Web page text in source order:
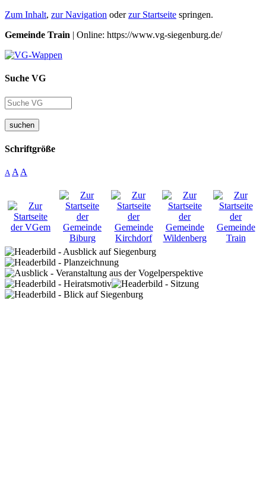
Zum Inhalt, zur Navigation oderzur Startseite springen.
Gemeinde Train | Online: https://www.vg-siegenburg.de/
Suche VG
suchen
Schriftgröße
A A A